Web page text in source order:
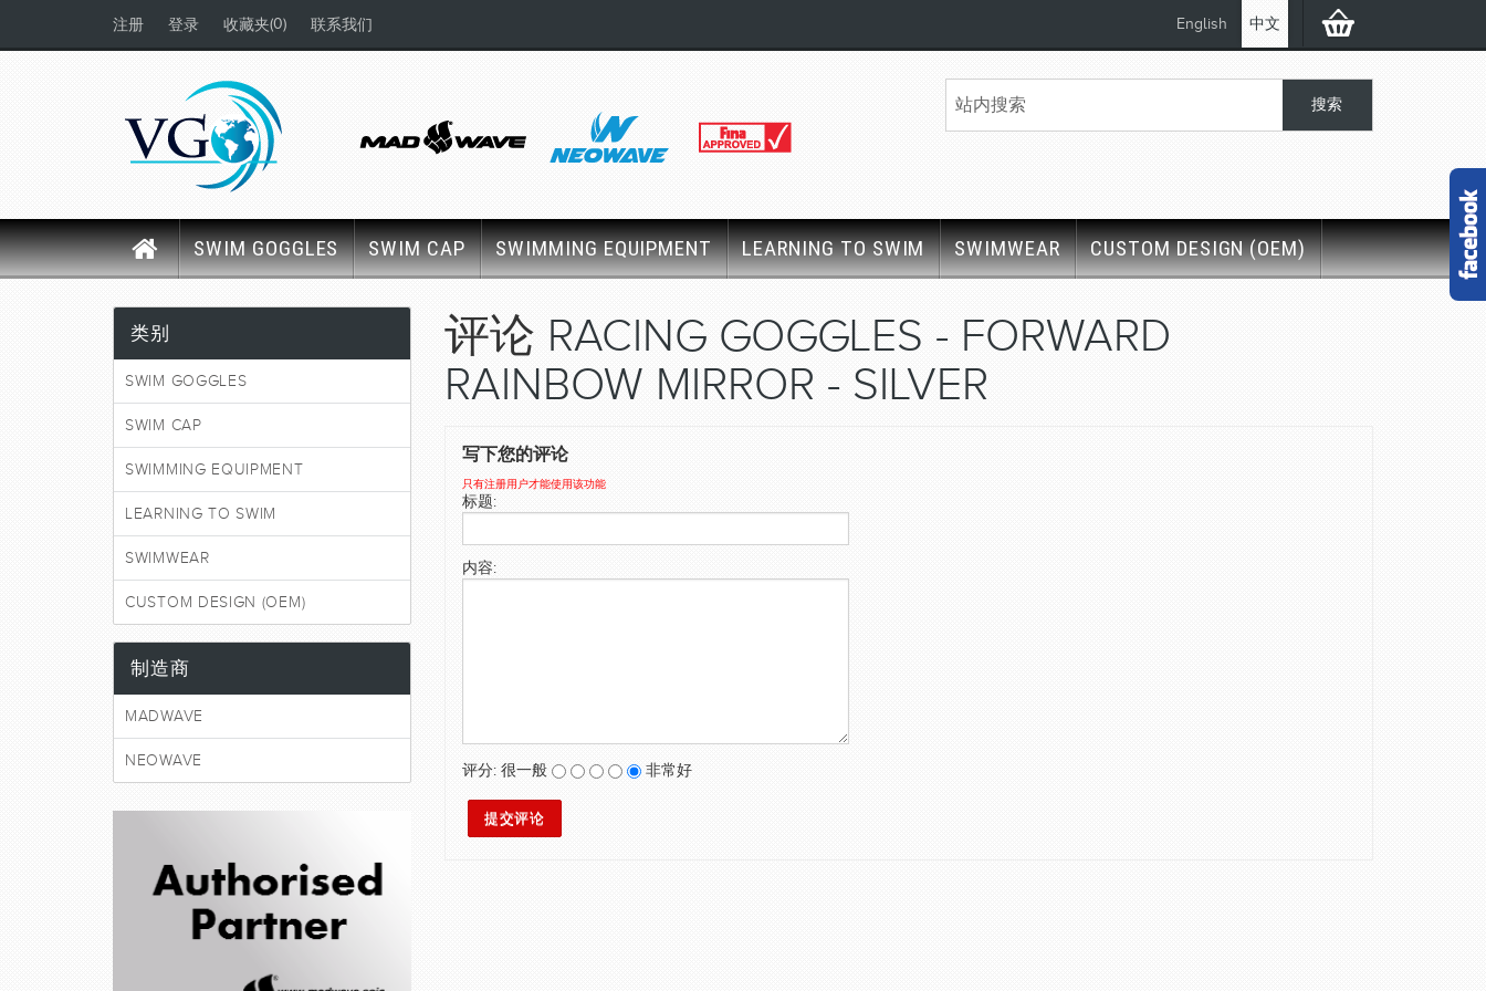
English 中文
注册 登录 收藏夹(0) 联系我们
SWIM GOGGLES SWIM CAP SWIMMING EQUIPMENT LEARNING TO SWIM SWIMWEAR CUSTOM DESIGN (OEM)
评论 RACING GOGGLES - FORWARD
RAINBOW MIRROR - SILVER
写下您的评论
只有注册用户才能使用该功能
标题:
内容:
评分: 很一般 非常好
类别
SWIM GOGGLES
SWIM CAP
SWIMMING EQUIPMENT
LEARNING TO SWIM
SWIMWEAR
CUSTOM DESIGN (OEM)
制造商
MADWAVE
NEOWAVE